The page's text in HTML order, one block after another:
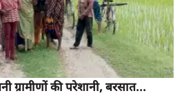
ग्रामीणों की परेशानी, बरसात...